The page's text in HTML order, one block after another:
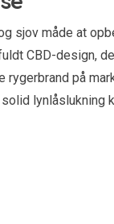
sjov måde at
CBD-design,
rygerbrand på